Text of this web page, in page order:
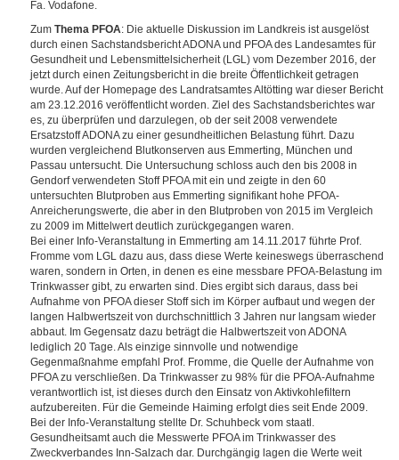
Fa. Vodafone.
Zum Thema PFOA: Die aktuelle Diskussion im Landkreis ist ausgelöst
durch einen Sachstandsbericht ADONA und PFOA des Landesamtes für
Gesundheit und Lebensmittelsicherheit (LGL) vom Dezember 2016, der
jetzt durch einen Zeitungsbericht in die breite Öffentlichkeit getragen
wurde. Auf der Homepage des Landratsamtes Altötting war dieser Bericht
am 23.12.2016 veröffentlicht worden. Ziel des Sachstandsberichtes war
es, zu überprüfen und darzulegen, ob der seit 2008 verwendete
Ersatzstoff ADONA zu einer gesundheitlichen Belastung führt. Dazu
wurden vergleichend Blutkonserven aus Emmerting, München und
Passau untersucht. Die Untersuchung schloss auch den bis 2008 in
Gendorf verwendeten Stoff PFOA mit ein und zeigte in den 60
untersuchten Blutproben aus Emmerting signifikant hohe PFOA-
Anreicherungswerte, die aber in den Blutproben von 2015 im Vergleich
zu 2009 im Mittelwert deutlich zurückgegangen waren.
Bei einer Info-Veranstaltung in Emmerting am 14.11.2017 führte Prof.
Fromme vom LGL dazu aus, dass diese Werte keineswegs überraschend
waren, sondern in Orten, in denen es eine messbare PFOA-Belastung im
Trinkwasser gibt, zu erwarten sind. Dies ergibt sich daraus, dass bei
Aufnahme von PFOA dieser Stoff sich im Körper aufbaut und wegen der
langen Halbwertszeit von durchschnittlich 3 Jahren nur langsam wieder
abbaut. Im Gegensatz dazu beträgt die Halbwertszeit von ADONA
lediglich 20 Tage. Als einzige sinnvolle und notwendige
Gegenmaßnahme empfahl Prof. Fromme, die Quelle der Aufnahme von
PFOA zu verschließen. Da Trinkwasser zu 98% für die PFOA-Aufnahme
verantwortlich ist, ist dieses durch den Einsatz von Aktivkohlefiltern
aufzubereiten. Für die Gemeinde Haiming erfolgt dies seit Ende 2009.
Bei der Info-Veranstaltung stellte Dr. Schuhbeck vom staatl.
Gesundheitsamt auch die Messwerte PFOA im Trinkwasser des
Zweckverbandes Inn-Salzach dar. Durchgängig lagen die Werte weit